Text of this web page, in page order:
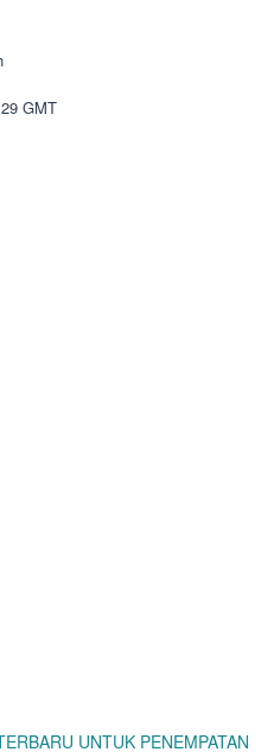
GMT
UNTUK PENEMPATAN